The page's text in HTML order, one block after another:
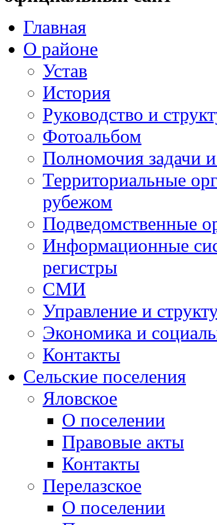
Главная
О районе
Устав
История
Руководство и
Фотоальбом
Полномочия задачи
Территориальные
рубежом
Подведомственные
Информационные
регистры
СМИ
Управление и
Экономика и
Контакты
Сельские поселения
Яловское
О поселении
Правовые акты
Контакты
Перелазское
О поселении